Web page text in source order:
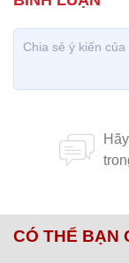
CÓ THỂ BẠN